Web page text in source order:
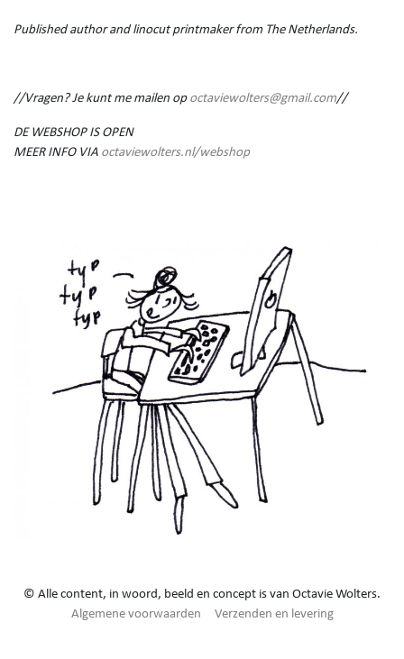
Published author and linocut printmaker from The Netherlands.
//Vragen? Je kunt me mailen op octaviewolters@gmail.com//
DE WEBSHOP IS OPEN
MEER INFO VIA octaviewolters.nl/webshop
© Alle content, in woord, beeld en concept is van Octavie Wolters.
Algemene voorwaarden
Verzenden en levering